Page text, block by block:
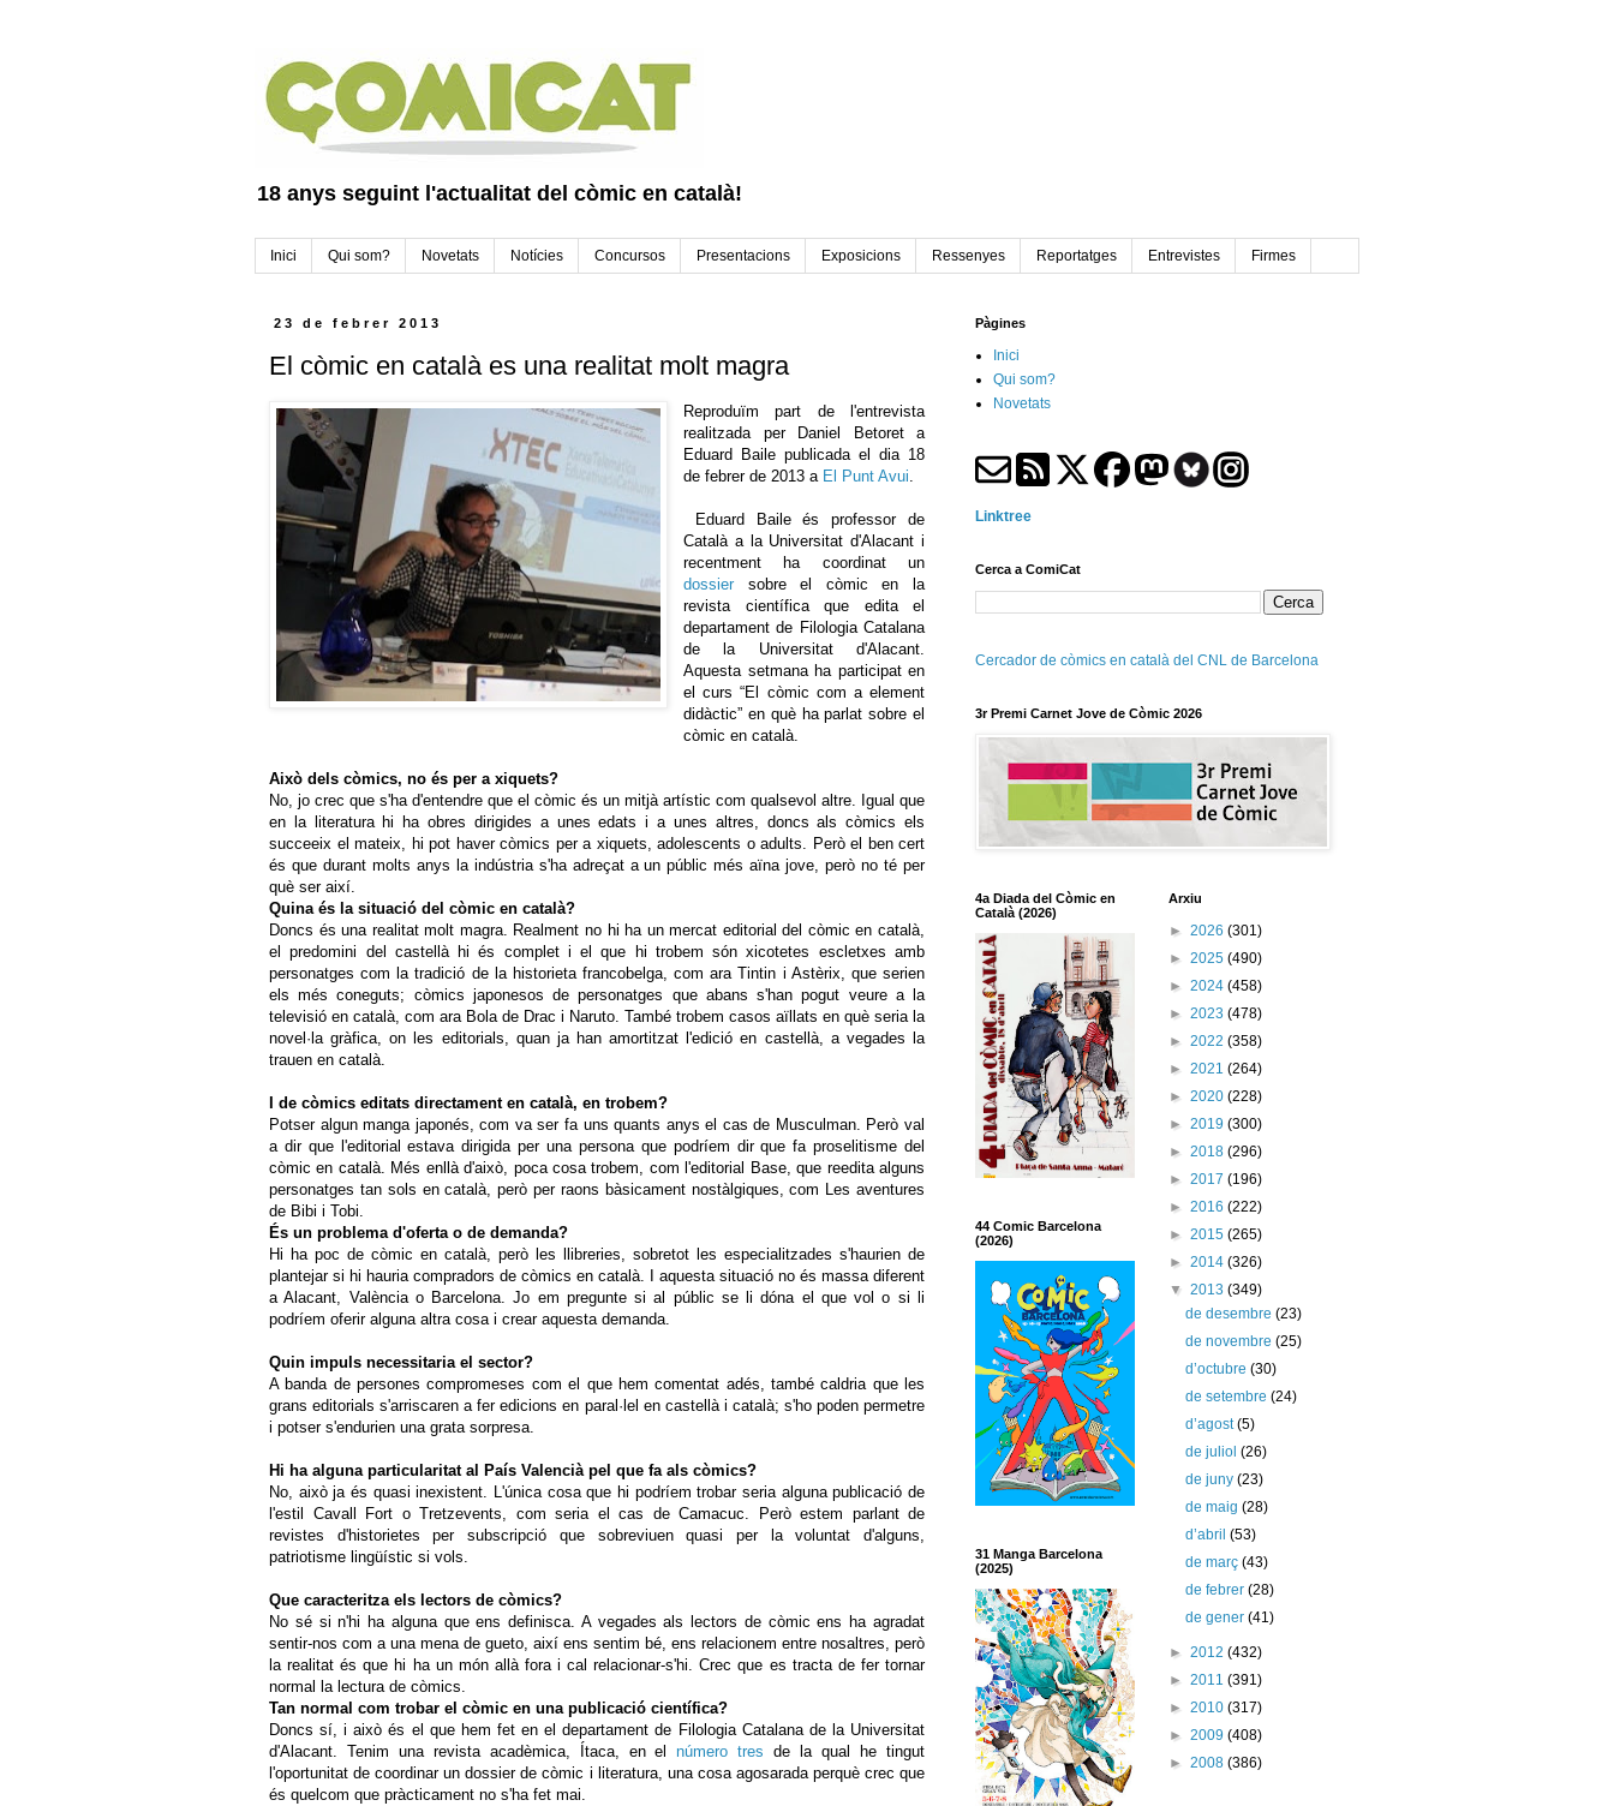
18 anys seguint l'actualitat del còmic en català!
Inici Qui som? Novetats Notícies Concursos Presentacions Exposicions Ressenyes Reportatges Entrevistes Firmes
23 de febrer 2013
El còmic en català es una realitat molt magra
Reproduïm part de l'entrevista
realitzada per Daniel Betoret a
Eduard Baile publicada el dia 18
de febrer de 2013 a El Punt Avui.
Eduard Baile és professor de
Català a la Universitat d'Alacant i
recentment ha coordinat un
dossier sobre el còmic en la
revista científica que edita el
departament de Filologia Catalana
de la Universitat d'Alacant.
Aquesta setmana ha participat en
el curs “El còmic com a element
didàctic” en què ha parlat sobre el
còmic en català.
Això dels còmics, no és per a xiquets?
No, jo crec que s'ha d'entendre que el còmic és un mitjà artístic com qualsevol altre. Igual que
en la literatura hi ha obres dirigides a unes edats i a unes altres, doncs als còmics els
succeeix el mateix, hi pot haver còmics per a xiquets, adolescents o adults. Però el ben cert
és que durant molts anys la indústria s'ha adreçat a un públic més aïna jove, però no té per
què ser així.
Quina és la situació del còmic en català?
Doncs és una realitat molt magra. Realment no hi ha un mercat editorial del còmic en català,
el predomini del castellà hi és complet i el que hi trobem són xicotetes escletxes amb
personatges com la tradició de la historieta francobelga, com ara Tintin i Astèrix, que serien
els més coneguts; còmics japonesos de personatges que abans s'han pogut veure a la
televisió en català, com ara Bola de Drac i Naruto. També trobem casos aïllats en què seria la
novel·la gràfica, on les editorials, quan ja han amortitzat l'edició en castellà, a vegades la
trauen en català.
I de còmics editats directament en català, en trobem?
Potser algun manga japonés, com va ser fa uns quants anys el cas de Musculman. Però val
a dir que l'editorial estava dirigida per una persona que podríem dir que fa proselitisme del
còmic en català. Més enllà d'això, poca cosa trobem, com l'editorial Base, que reedita alguns
personatges tan sols en català, però per raons bàsicament nostàlgiques, com Les aventures
de Bibi i Tobi.
És un problema d'oferta o de demanda?
Hi ha poc de còmic en català, però les llibreries, sobretot les especialitzades s'haurien de
plantejar si hi hauria compradors de còmics en català. I aquesta situació no és massa diferent
a Alacant, València o Barcelona. Jo em pregunte si al públic se li dóna el que vol o si li
podríem oferir alguna altra cosa i crear aquesta demanda.
Quin impuls necessitaria el sector?
A banda de persones compromeses com el que hem comentat adés, també caldria que les
grans editorials s'arriscaren a fer edicions en paral·lel en castellà i català; s'ho poden permetre
i potser s'endurien una grata sorpresa.
Hi ha alguna particularitat al País Valencià pel que fa als còmics?
No, això ja és quasi inexistent. L'única cosa que hi podríem trobar seria alguna publicació de
l'estil Cavall Fort o Tretzevents, com seria el cas de Camacuc. Però estem parlant de
revistes d'historietes per subscripció que sobreviuen quasi per la voluntat d'alguns,
patriotisme lingüístic si vols.
Que caracteritza els lectors de còmics?
No sé si n'hi ha alguna que ens definisca. A vegades als lectors de còmic ens ha agradat
sentir-nos com a una mena de gueto, així ens sentim bé, ens relacionem entre nosaltres, però
la realitat és que hi ha un món allà fora i cal relacionar-s'hi. Crec que es tracta de fer tornar
normal la lectura de còmics.
Tan normal com trobar el còmic en una publicació científica?
Doncs sí, i això és el que hem fet en el departament de Filologia Catalana de la Universitat
d'Alacant. Tenim una revista acadèmica, Ítaca, en elnúmero tres de la qual he tingut
l'oportunitat de coordinar un dossier de còmic i literatura, una cosa agosarada perquè crec que
és quelcom que pràcticament no s'ha fet mai.
Pàgines
Inici
Qui som?
Novetats
Linktree
Cerca a ComiCat
Cercador de còmics en català del CNL de Barcelona
3r Premi Carnet Jove de Còmic 2026
4a Diada del Còmic en
Català (2026)
44 Comic Barcelona
(2026)
31 Manga Barcelona
(2025)
Arxiu
► 2026 (301)
► 2025 (490)
► 2024 (458)
► 2023 (478)
► 2022 (358)
► 2021 (264)
► 2020 (228)
► 2019 (300)
► 2018 (296)
► 2017 (196)
► 2016 (222)
► 2015 (265)
► 2014 (326)
▼ 2013 (349)
de desembre(23)
de novembre(25)
d’octubre(30)
de setembre(24)
d’agost(5)
de juliol(26)
de juny(23)
de maig(28)
d’abril(53)
de març(43)
de febrer(28)
de gener(41)
► 2012 (432)
► 2011 (391)
► 2010 (317)
► 2009 (408)
► 2008 (386)